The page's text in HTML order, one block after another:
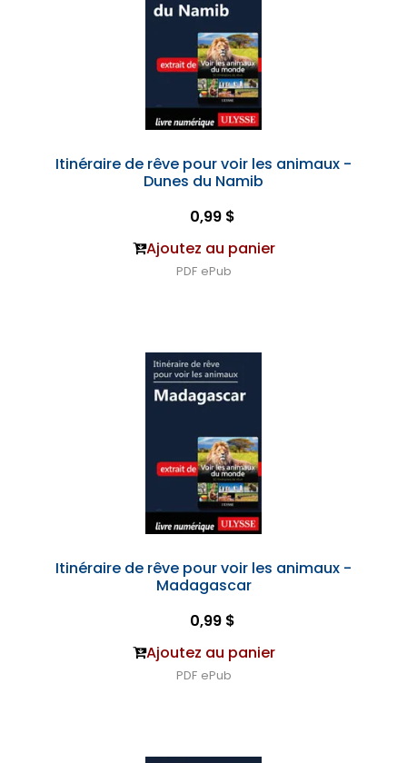
Itinéraire de rêve pour voir les animaux -
Dunes du Namib
0,99 $
Ajoutez au panier
PDF ePub
Itinéraire de rêve pour voir les animaux -
Madagascar
0,99 $
Ajoutez au panier
PDF ePub